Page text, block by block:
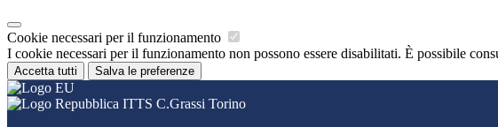
Cookie necessari per il funzionamento
I cookie necessari per il funzionamento non possono essere disabilitati. È possibile
Accetta tutti Salva le preferenze
ITTS C.Grassi Torino